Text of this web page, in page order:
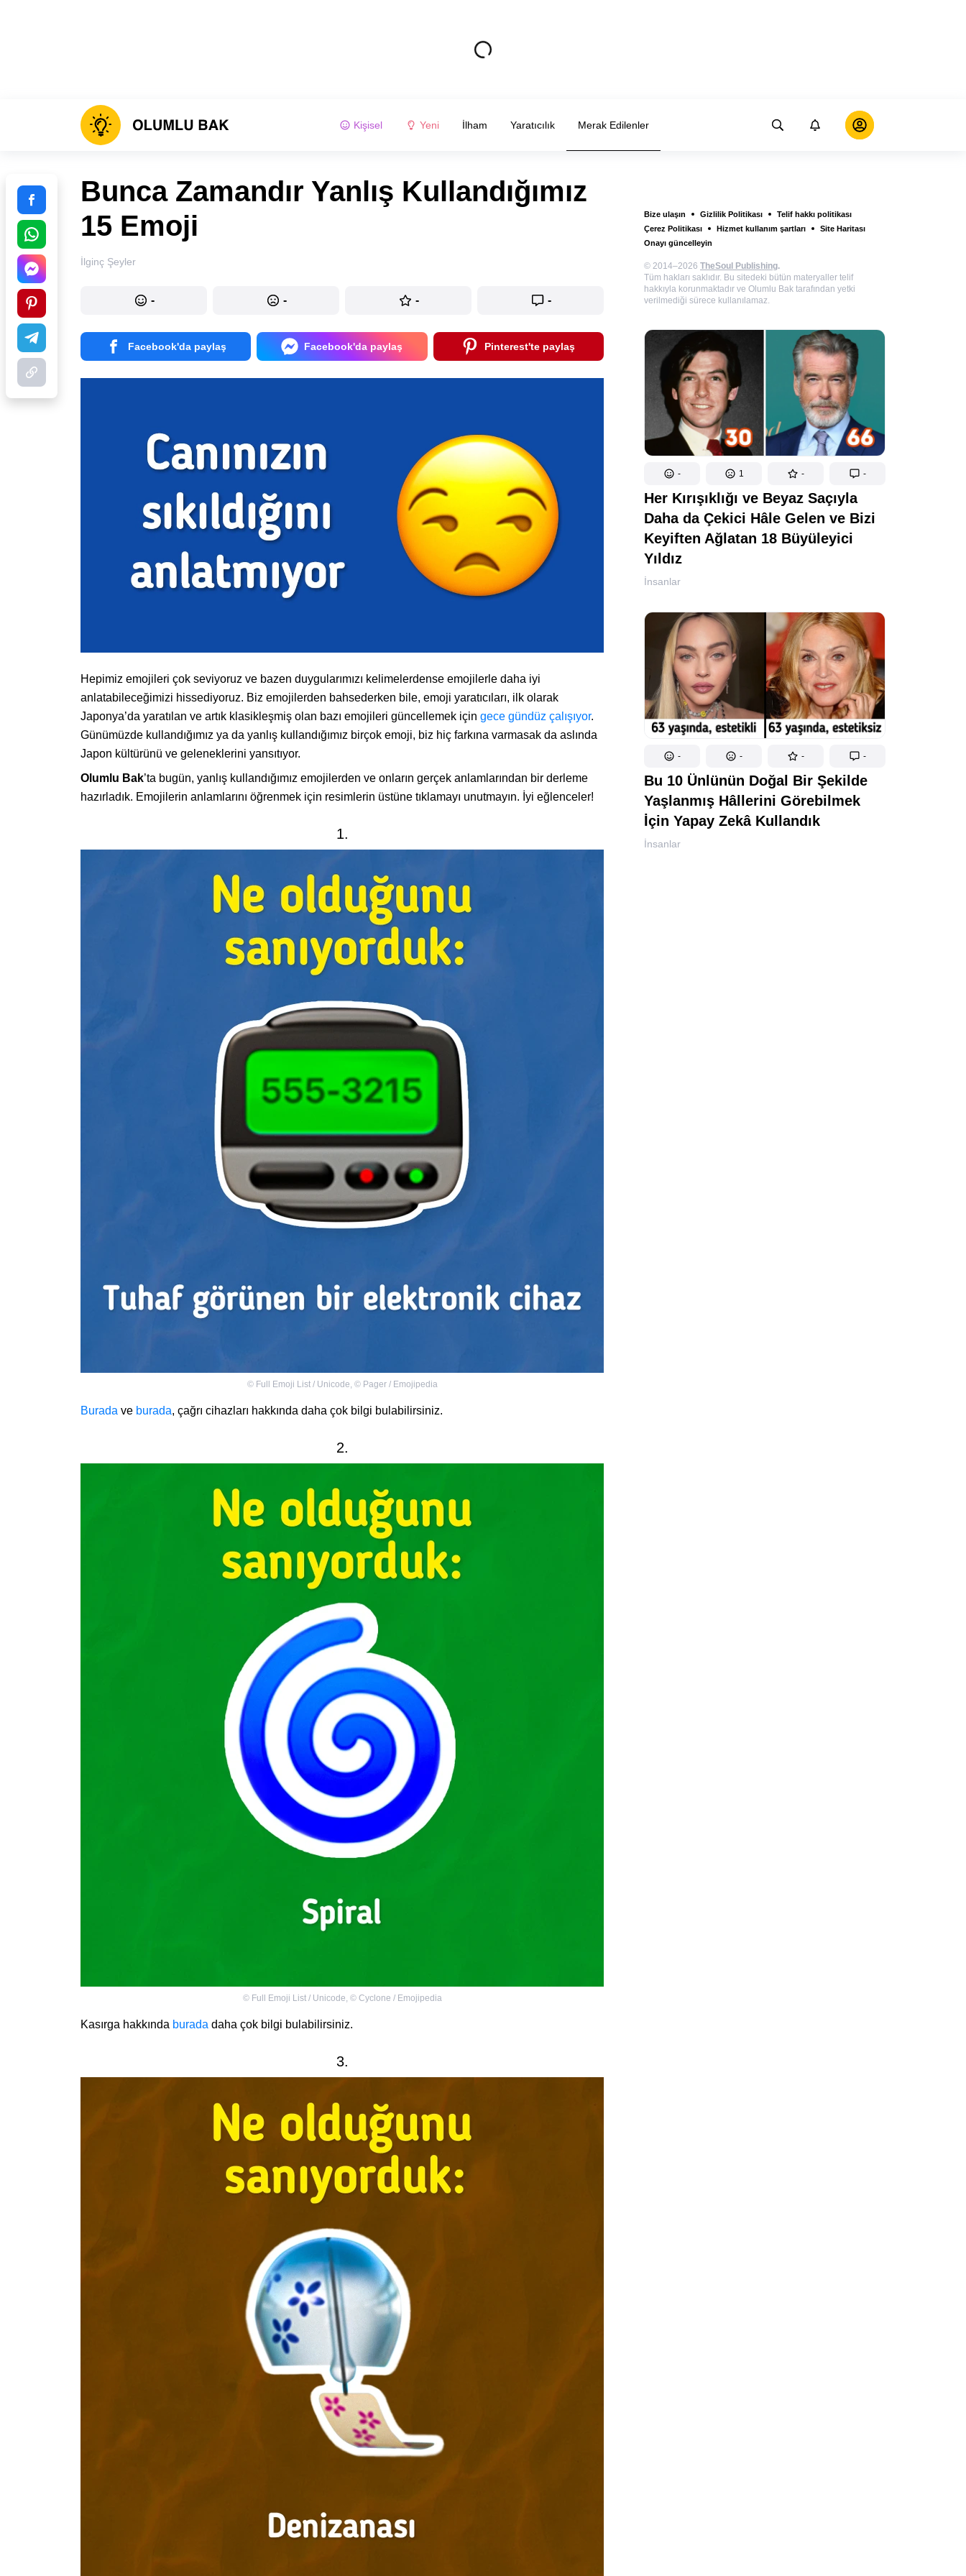
Kişisel Yeni İlham Yaratıcılık Merak Edilenler
Bize ulaşın Gizlilik Politikası
Telif hakkı politikası
Çerez Politikası
Hizmet kullanım şartları
Site Haritası
Onayı güncelleyin
© 2014–2026 TheSoul Publishing.
Tüm hakları saklıdır. Bu sitedeki bütün materyaller telif
hakkıyla korunmaktadır ve Olumlu Bak tarafından yetki
verilmediği sürece kullanılamaz.
- 1 - -
Her Kırışıklığı ve Beyaz Saçıyla
Daha da Çekici Hâle Gelen ve Bizi
Keyiften Ağlatan 18 Büyüleyici
Yıldız
İnsanlar
- - - -
Bu 10 Ünlünün Doğal Bir Şekilde
Yaşlanmış Hâllerini Görebilmek
İçin Yapay Zekâ Kullandık
İnsanlar
Bunca Zamandır Yanlış Kullandığımız
15 Emoji
İlginç Şeyler
- - - -
Facebook'da paylaş Facebook'da paylaş Pinterest'te paylaş
Hepimiz emojileri çok seviyoruz ve bazen duygularımızı kelimelerdense emojilerle daha iyi
anlatabileceğimizi hissediyoruz. Biz emojilerden bahsederken bile, emoji yaratıcıları, ilk olarak
Japonya’da yaratılan ve artık klasikleşmiş olan bazı emojileri güncellemek için gece gündüz çalışıyor.
Günümüzde kullandığımız ya da yanlış kullandığımız birçok emoji, biz hiç farkına varmasak da aslında
Japon kültürünü ve geleneklerini yansıtıyor.
Olumlu Bak’ta bugün, yanlış kullandığımız emojilerden ve onların gerçek anlamlarından bir derleme
hazırladık. Emojilerin anlamlarını öğrenmek için resimlerin üstüne tıklamayı unutmayın. İyi eğlenceler!
1.
© Full Emoji List / Unicode, © Pager / Emojipedia
Burada ve burada, çağrı cihazları hakkında daha çok bilgi bulabilirsiniz.
2.
© Full Emoji List / Unicode, © Cyclone / Emojipedia
Kasırga hakkında burada daha çok bilgi bulabilirsiniz.
3.